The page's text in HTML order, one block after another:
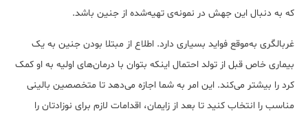
که به دنبال این جهش در نمونه‌ی تهیه‌شده از جنین باشد.
غربالگری به‌موقع فواید بسیاری دارد. اطلاع از مبتلا بودن جنین به یک
بیماری خاص قبل از تولد احتمال اینکه بتوان با درمان‌های اولیه به او کمک
کرد را بیشتر می‌کند. این امر به شما اجازه می‌دهد تا متخصصین بالینی
مناسب را انتخاب کنید تا بعد از زایمان، اقدامات لازم برای نوزادتان را